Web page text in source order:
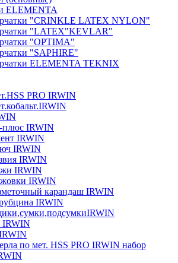
ELEMENTA
"CRINKLE LATEX NYLON"
"LATEX"KEVLAR"
"OPTIMA"
"SAPHIRE"
ELEMENTA TEKNIX
PRO IRWIN
плюс IRWIN
IRWIN
IRWIN
IRWIN
IRWIN
IRWIN
карандаш IRWIN
IRWIN
IRWIN
по мет. HSS PRO IRWIN набор